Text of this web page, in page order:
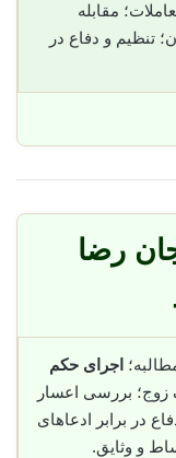
مقابله
تنظیم و دفاع در
رضا
اجرای حکم
زوج؛ بررسی اعسار
در برابر ادعاهای
و وثایق.